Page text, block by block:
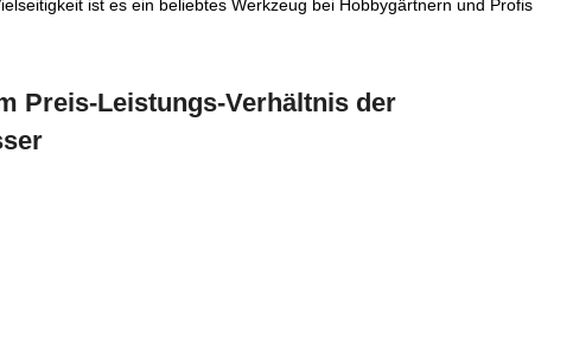
ist es ein beliebtes Werkzeug bei Hobbygärtnern und Profis
Preis-Leistungs-Verhältnis der